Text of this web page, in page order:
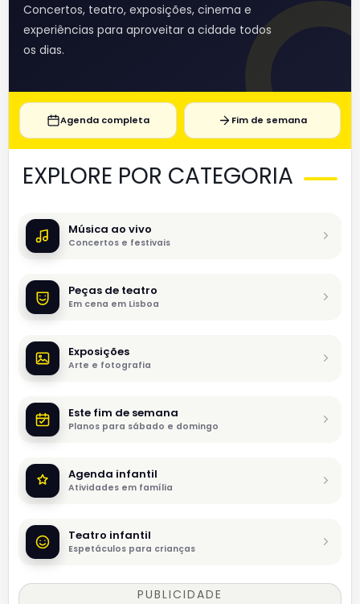
Concertos, teatro, exposições, cinema e
experiências para aproveitar a cidade todos
os dias.
Agenda completa Fim de semana
EXPLORE POR CATEGORIA
Música ao vivo
Concertos e festivais
Peças de teatro
Em cena em Lisboa
Exposições
Arte e fotografia
Este fim de semana
Planos para sábado e domingo
Agenda infantil
Atividades em família
Teatro infantil
Espetáculos para crianças
PUBLICIDADE